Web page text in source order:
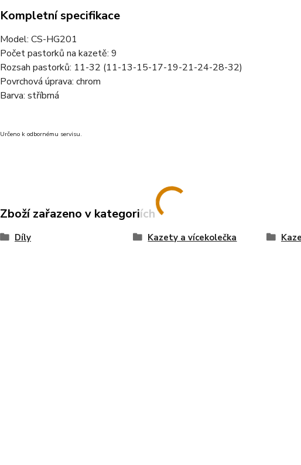
Kompletní specifikace
Model: CS-HG201
Počet pastorků na kazetě: 9
Rozsah pastorků: 11-32 (11-13-15-17-19-21-24-28-32)
Povrchová úprava: chrom
Barva: stříbrná
Určeno k odbornému servisu.
Zboží zařazeno v kategoriích
Díly Kazety a vícekolečka